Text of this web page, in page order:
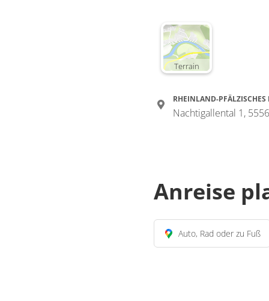
Terrain
RHEINLAND-
Nachtigallental 1,
Anreise
Auto, Rad oder zu Fuß